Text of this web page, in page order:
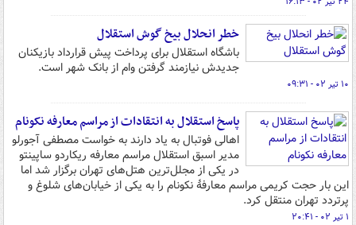
خطر انحلال بیخ گوش استقلال
باشگاه استقلال برای پرداخت پیش قرارداد بازیکنان
جدیدش نیازمند گرفتن وام از بانک شهر است.
۱۰ تیر ۰۲ - ۰۹:۳۱
پاسخ استقلال به انتقادات از مراسم معارفه نکونام
اهالی فوتبال به یاد دارند به خواست مصطفی آجورلو
مدیر اسبق استقلال مراسم معارفه ریکاردو ساپینتو
در یکی از مجلل‌ترین هتل‌های تهران برگزار شد اما
این بار حجت کریمی مراسم معارفۀ نکونام را به یکی از خیابان‌های شلوغ و
پرتردد تهران منتقل کرد.
۱ تیر ۰۲ - ۲۰:۴۱